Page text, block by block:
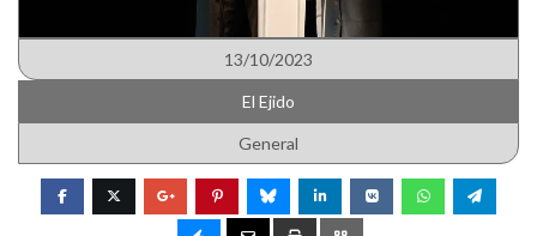
13/10/2023
El Ejido
General